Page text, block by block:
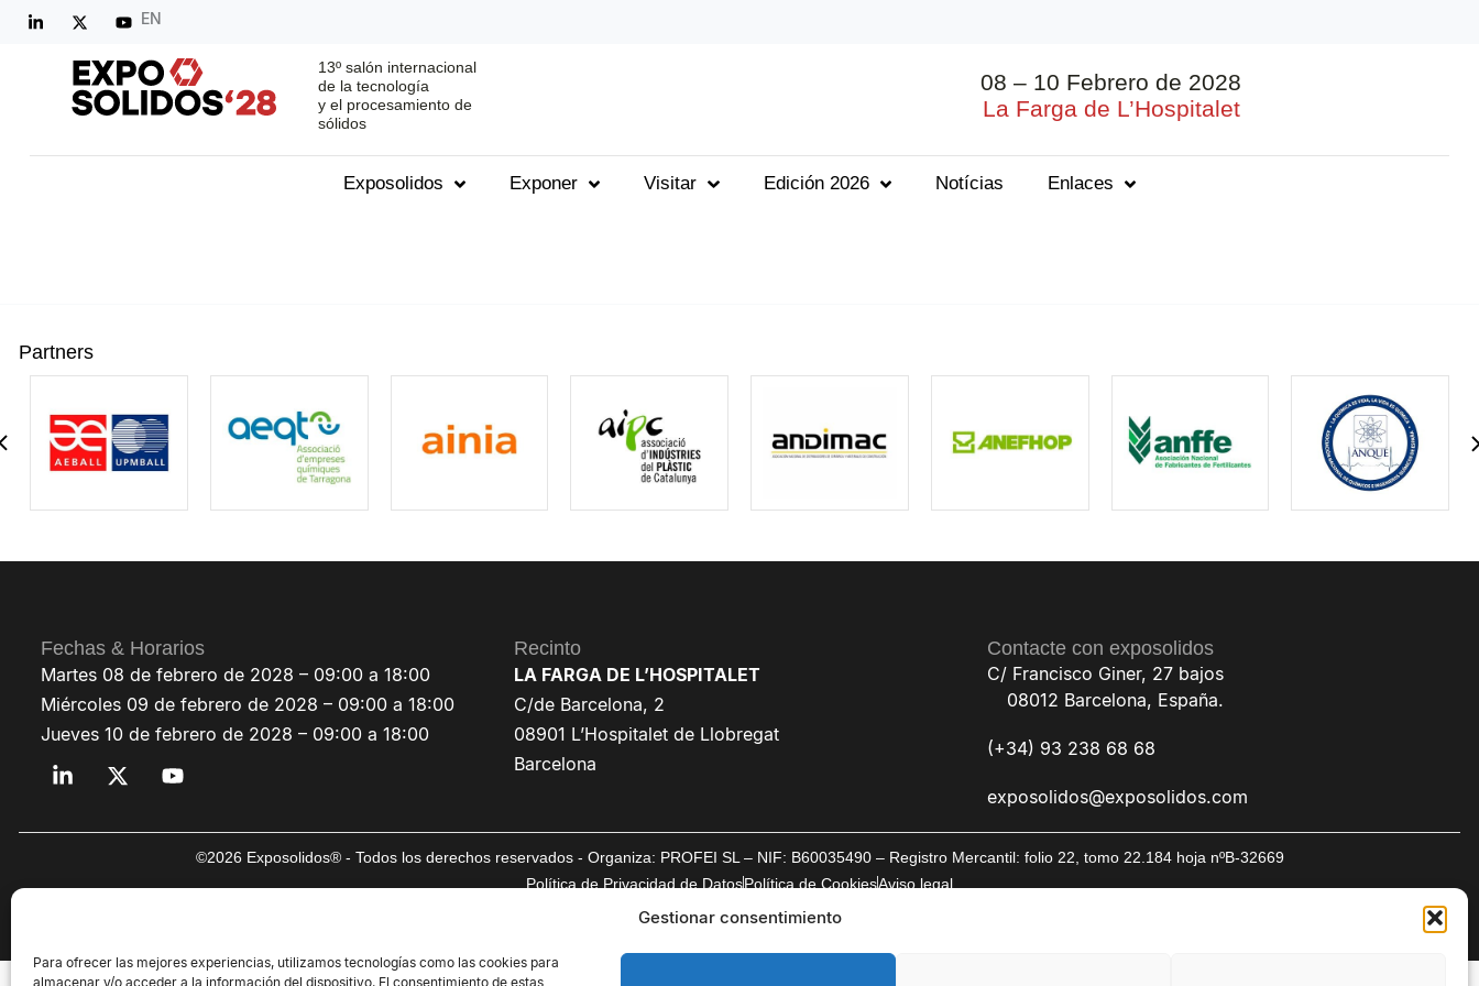
Gestionar consentimiento
Para ofrecer las mejores experiencias, utilizamos tecnologías como las cookies para
almacenar y/o acceder a la información del dispositivo. El consentimiento de estas
EN
13º salón internacional
de la tecnología
y el procesamiento de
sólidos
08 – 10 Febrero de 2028
La Farga de L’Hospitalet
Exposolidos Exponer Visitar Edición 2026 Notícias Enlaces
Partners
Fechas & Horarios
Martes 08 de febrero de 2028 – 09:00 a 18:00
Miércoles 09 de febrero de 2028 – 09:00 a 18:00
Jueves 10 de febrero de 2028 – 09:00 a 18:00
Recinto
LA FARGA DE L’HOSPITALET
C/de Barcelona, 2
08901 L’Hospitalet de Llobregat
Barcelona
Contacte con exposolidos
C/ Francisco Giner, 27 bajos
08012 Barcelona, España.
(+34) 93 238 68 68
exposolidos@exposolidos.com
©2026 Exposolidos® - Todos los derechos reservados - Organiza: PROFEI SL – NIF: B60035490 – Registro Mercantil: folio 22, tomo 22.184 hoja nºB-32669
Política de Privacidad de DatosPolítica de CookiesAviso legal